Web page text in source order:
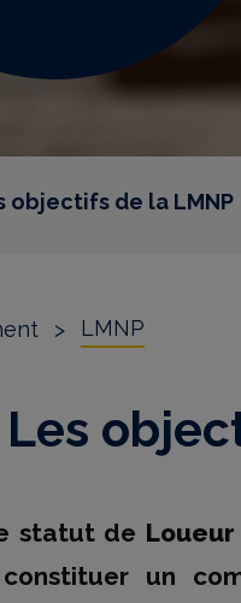
objectifs de la LMNP
> LMNP
Les
statut de Loueur
un